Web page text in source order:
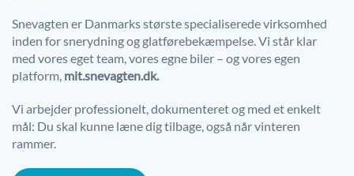
Snevagten er Danmarks største specialiserede virksomhed
inden for snerydning og glatførebekæmpelse. Vi står klar
med vores eget team, vores egne biler – og vores egen
platform, mit.snevagten.dk.
Vi arbejder professionelt, dokumenteret og med et enkelt
mål: Du skal kunne læne dig tilbage, også når vinteren
rammer.